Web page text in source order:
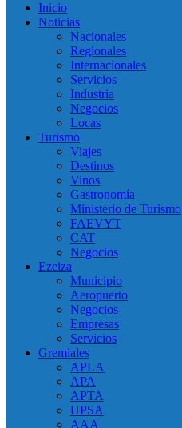
Inicio
Noticias
Nacionales
Regionales
Internacionales
Servicios
Industria
Negocios
Locas
Turismo
Viajes
Destinos
Vinos
Gastronomía
Ministerio de Turismo
FAEVYT
CAT
Negocios
Ezeiza
Municipio
Aeropuerto
Negocios
Empresas
Servicios
Gremiales
APLA
APA
APTA
UPSA
AAA